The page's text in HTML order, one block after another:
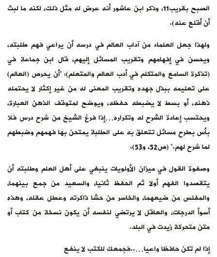
الصبح بقريب11، وذكر ابن عاشور أنه عرض له مثل ذلك، لكنه ما لبث
أن أقلع عنه).
ولهذا جعل العلماء من آداب العالم في درسه أن يراعي فهم طلبته،
ويحسن في إفهامهم وتقريب المسائل إليهم، قال ابن جماعة في
(تذكرة السامع والمتكلم في أدب العالم والمتعلم): “أن يحرص (العالم)
على تعليمه ببذل جهده وتقريب المعنى له من غير إكثار لا يحتمله
ذهنه، أو بسط لا يضبطه حفظه، ويوضح لمتوقف الذهن العبارة،
ويحتسب إعادة الشرح له وتكراره…إذا فرغ الشيخ من شرح درس فلا
بأس بطرح مسائل تتعلق به على الطلبة يمتحن بها فهمهم وضبطهم
لما شرح لهم.” (ص52، و53).
وصفوة القول في ميزان الأولويات ينبغي على أهل العلم وطلبته أن
يتقصدوا الفهم أولا ثم الحفظ ثانيا، والسعيد من جمع بينهما،
والمفلس من ضيعهما، والخاسر من حشا ذاكرته وعطل عقله، وهذه
أسوأ الدرجات، والعاقل لا يرتضي لنفسه أن يكون نسخة من كتاب أو
متن متحركة زيدت في البلد.
إذا لم تكن حافظا واعيا…..فجمعك للكتب لا ينفع